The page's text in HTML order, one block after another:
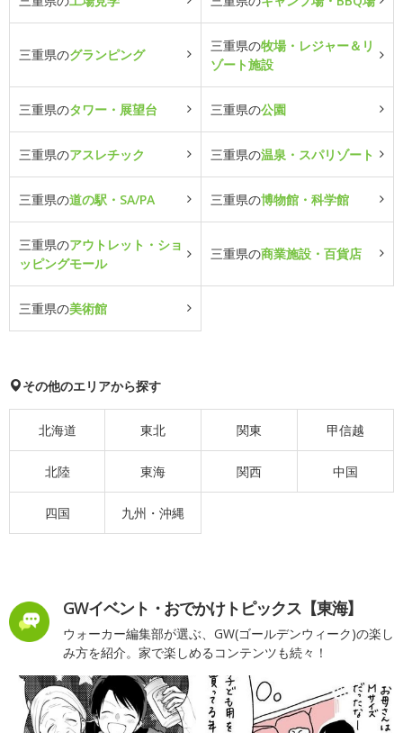
三重県のグランピング
三重県の牧場・レジャー＆リ
ゾート施設
三重県のタワー・展望台 三重県の公園
三重県のアスレチック 三重県の温泉・スパリゾート
三重県の道の駅・SA/PA 三重県の博物館・科学館
三重県のアウトレット・ショ
ッピングモール
三重県の商業施設・百貨店
三重県の美術館
その他のエリアから探す
北海道 東北 関東 甲信越
北陸 東海 関西 中国
四国 九州・沖縄
GWイベント・おでかけトピックス【東海】
ウォーカー編集部が選ぶ、GW(ゴールデンウィーク)の楽し
み方を紹介。家で楽しめるコンテンツも続々！